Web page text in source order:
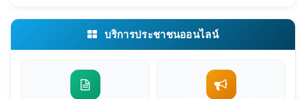
บริการประชาชนออนไลน์